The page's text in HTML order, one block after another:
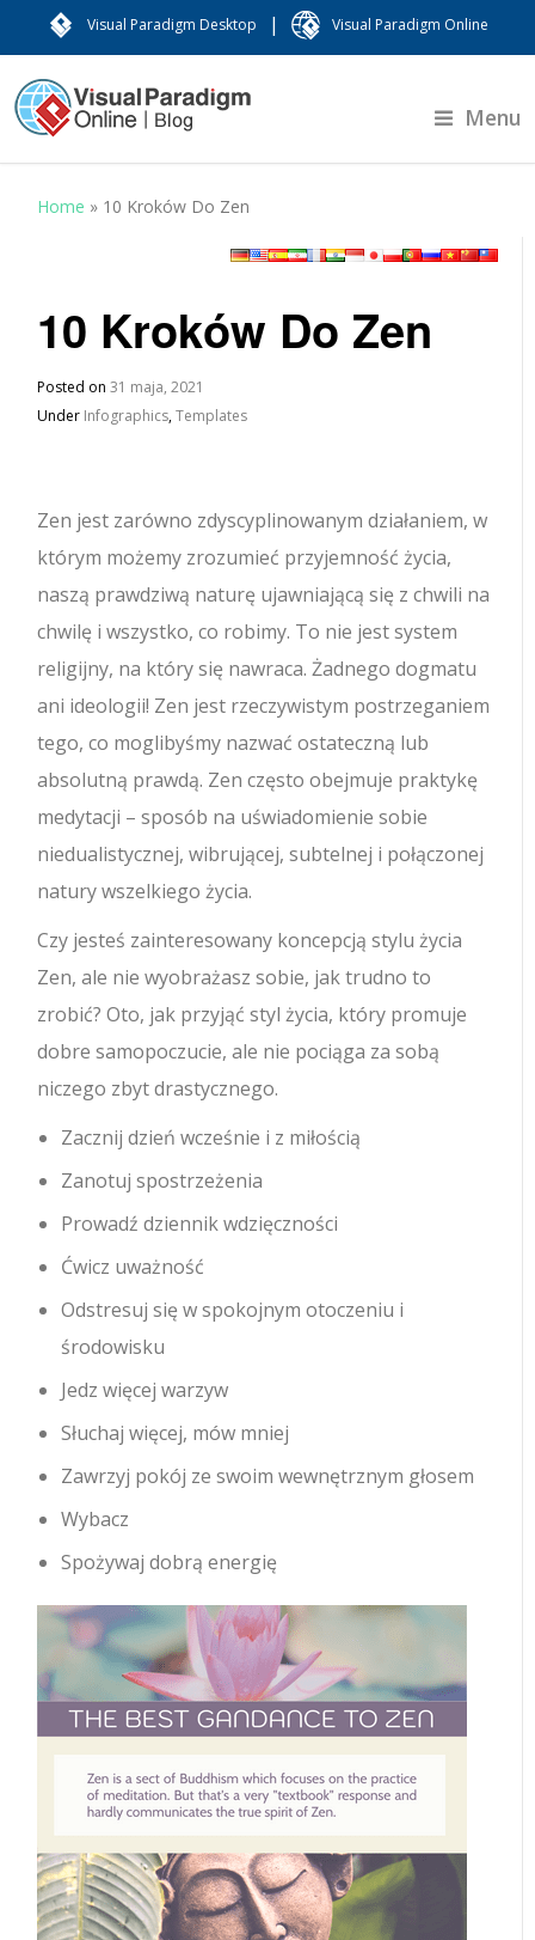
Visual Paradigm Desktop | Visual Paradigm Online
Menu
Home » 10 Kroków Do Zen
10 Kroków Do Zen
Posted on31 maja, 2021
Under Infographics,Templates
Zen jest zarówno zdyscyplinowanym działaniem, w
którym możemy zrozumieć przyjemność życia,
naszą prawdziwą naturę ujawniającą się z chwili na
chwilę i wszystko, co robimy. To nie jest system
religijny, na który się nawraca. Żadnego dogmatu
ani ideologii! Zen jest rzeczywistym postrzeganiem
tego, co moglibyśmy nazwać ostateczną lub
absolutną prawdą. Zen często obejmuje praktykę
medytacji – sposób na uświadomienie sobie
niedualistycznej, wibrującej, subtelnej i połączonej
natury wszelkiego życia.
Czy jesteś zainteresowany koncepcją stylu życia
Zen, ale nie wyobrażasz sobie, jak trudno to
zrobić? Oto, jak przyjąć styl życia, który promuje
dobre samopoczucie, ale nie pociąga za sobą
niczego zbyt drastycznego.
Zacznij dzień wcześnie i z miłością
Zanotuj spostrzeżenia
Prowadź dziennik wdzięczności
Ćwicz uważność
Odstresuj się w spokojnym otoczeniu i
środowisku
Jedz więcej warzyw
Słuchaj więcej, mów mniej
Zawrzyj pokój ze swoim wewnętrznym głosem
Wybacz
Spożywaj dobrą energię